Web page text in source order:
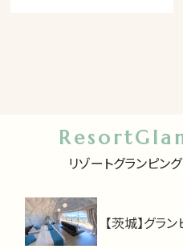
リゾートグランピン
【茨城】グラ